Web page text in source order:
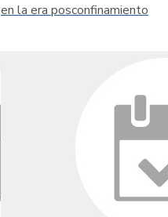
en la era posconfinamiento